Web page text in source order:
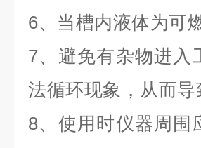
6、当槽内液体为可
7、避免有杂物进入
法循环现象，从而
8、使用时仪器周围